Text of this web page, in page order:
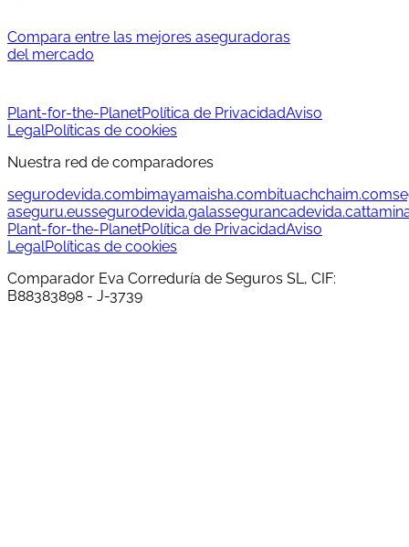
Compara entre las mejores aseguradoras
del mercado
Plant-for-the-PlanetPolítica de PrivacidadAviso
LegalPolíticas de cookies
Nuestra red de comparadores
segurodevida.combimayamaisha.combituachchaim.com
aseguru.eussegurodevida.galassegurancadevida.cat
Plant-for-the-PlanetPolítica de PrivacidadAviso
LegalPolíticas de cookies
Comparador Eva Correduría de Seguros SL, CIF:
B88383898 - J-3739